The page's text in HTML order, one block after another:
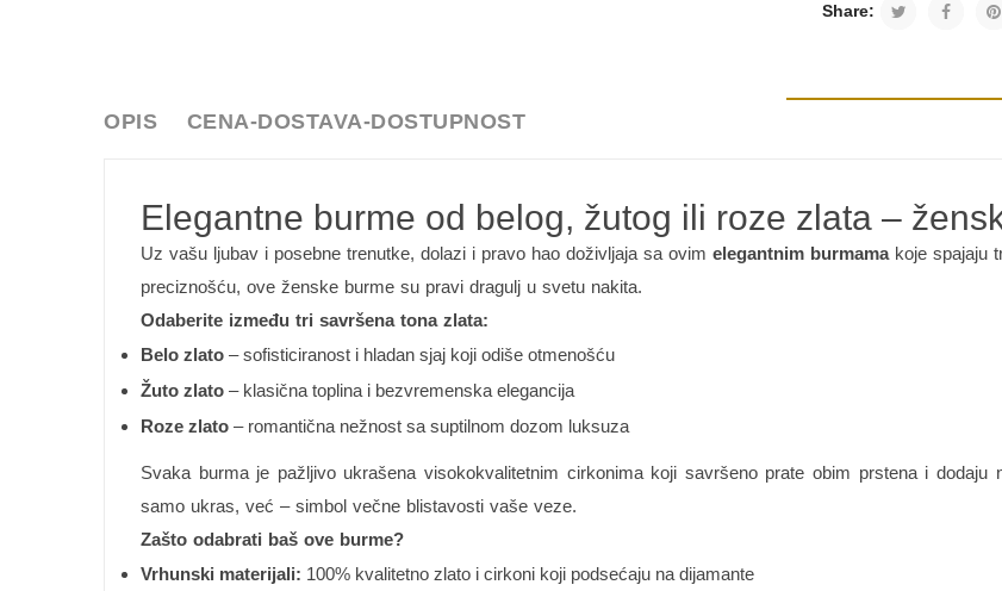
Share:
OPIS CENA-DOSTAVA-DOSTUPNOST
Elegantne burme od belog, žutog ili roze zlata –
Uz vašu ljubav i posebne trenutke, dolazi i pravo hao doživljaja sa ovim elegantnim burmamakoje spajaju
preciznošću, ove ženske burme su pravi dragulj u svetu nakita.
Odaberite između tri savršena tona zlata:
Belo zlato – sofisticiranost i hladan sjaj koji odiše otmenošću
Žuto zlato – klasična toplina i bezvremenska elegancija
Roze zlato – romantična nežnost sa suptilnom dozom luksuza
Svaka burma je pažljivo ukrašena visokokvalitetnim cirkonima koji savršeno prate obim prstena i
samo ukras, već – simbol večne blistavosti vaše veze.
Zašto odabrati baš ove burme?
Vrhunski materijali: 100% kvalitetno zlato i cirkoni koji podsećaju na dijamante